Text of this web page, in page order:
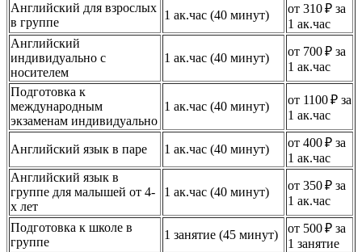
Английский для взрослых
в группе
1 ак.час (40 минут)
от 310 ₽ за
1 ак.час
Английский
индивидуально с
носителем
1 ак.час (40 минут)
от 700 ₽ за
1 ак.час
Подготовка к
международным
экзаменам индивидуально
1 ак.час (40 минут)
от 1100 ₽ за
1 ак.час
Английский язык в паре 1 ак.час (40 минут)
от 400 ₽ за
1 ак.час
Английский язык в
группе для малышей от 4-
х лет
1 ак.час (40 минут)
от 350 ₽ за
1 ак.час
Подготовка к школе в
группе
1 занятие (45 минут)
от 500 ₽ за
1 занятие